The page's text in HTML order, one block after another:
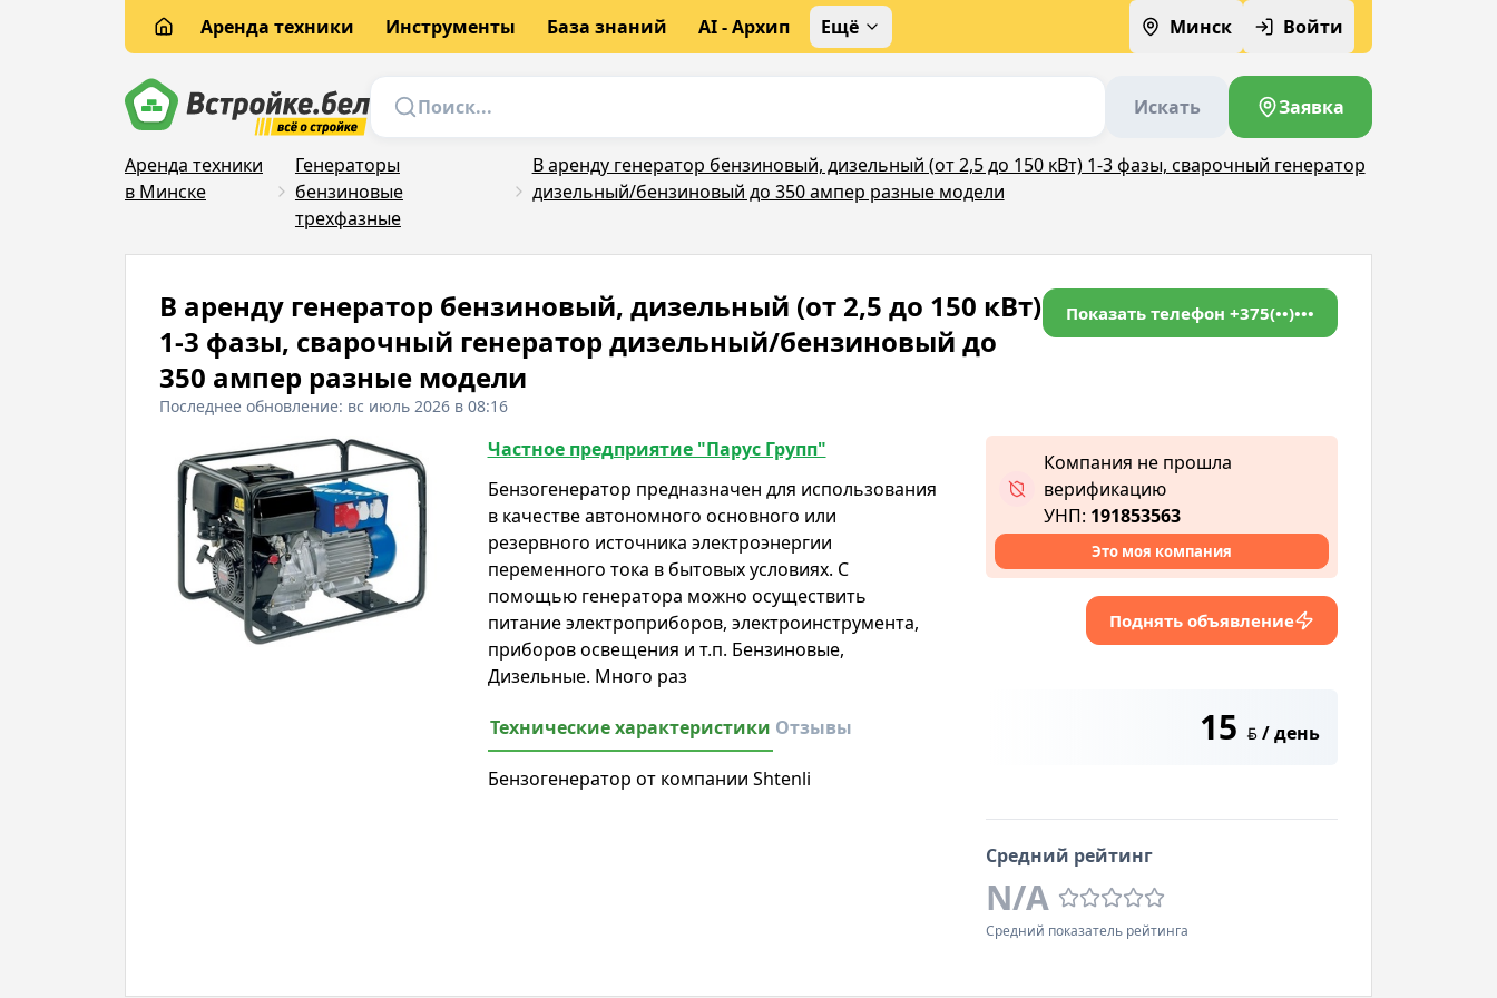
Аренда техники Инструменты База знаний AI - Архип Ещё Минск Войти
Искать Заявка
Аренда техники
в Минске
Генераторы
бензиновые
трехфазные
В аренду генератор бензиновый, дизельный (от 2,5 до 150 кВт) 1-3 фазы, сварочный генератор
дизельный/бензиновый до 350 ампер разные модели
В аренду генератор бензиновый, дизельный (от 2,5 до 150 кВт)
1-3 фазы, сварочный генератор дизельный/бензиновый до
350 ампер разные модели
Последнее обновление: вс июль 2026 в 08:16
Показать телефон +375(••)•••
Частное предприятие "Парус Групп"
Бензогенератор предназначен для использования
в качестве автономного основного или
резервного источника электроэнергии
переменного тока в бытовых условиях. С
помощью генератора можно осуществить
питание электроприборов, электроинструмента,
приборов освещения и т.п. Бензиновые,
Дизельные. Много раз
Технические характеристики Отзывы
Бензогенератор от компании Shtenli
Компания не прошла
верификацию
УНП: 191853563
Это моя компания
Поднять объявление
15 BYN / день
Средний рейтинг
N/A
Средний показатель рейтинга